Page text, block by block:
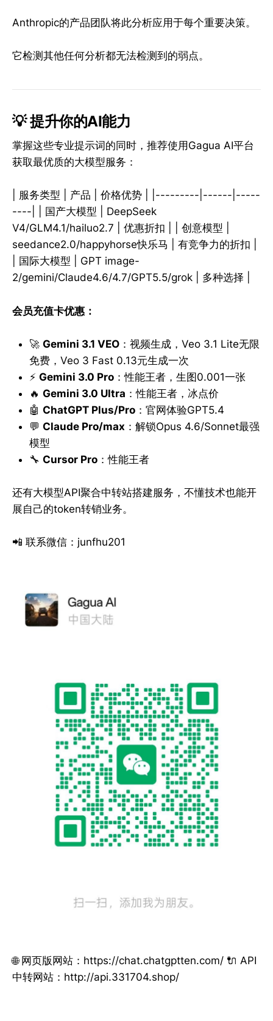
Anthropic的产品团队将此分析应用于每个重要决策。
它检测其他任何分析都无法检测到的弱点。
💡 提升你的AI能力
掌握这些专业提示词的同时，推荐使用Gagua AI平台
获取最优质的大模型服务：
| 服务类型 | 产品 | 价格优势 | |---------|------|-----
----| | 国产大模型 | DeepSeek
V4/GLM4.1/hailuo2.7 | 优惠折扣 | | 创意模型 |
seedance2.0/happyhorse快乐马 | 有竞争力的折扣 |
| 国际大模型 | GPT image-
2/gemini/Claude4.6/4.7/GPT5.5/grok | 多种选择 |
会员充值卡优惠：
🚀 Gemini 3.1 VEO ：视频生成，Veo 3.1 Lite无限
免费，Veo 3 Fast 0.13元生成一次
⚡ Gemini 3.0 Pro ：性能王者，生图0.001一张
🔥 Gemini 3.0 Ultra ：性能王者，冰点价
🤖 ChatGPT Plus/Pro ：官网体验GPT5.4
💬 Claude Pro/max ：解锁Opus 4.6/Sonnet最强
模型
🔧 Cursor Pro ：性能王者
还有大模型API聚合中转站搭建服务，不懂技术也能开
展自己的token转销业务。
📲 联系微信：junfhu201
🌐 网页版网站：https://chat.chatgptten.com/ 🔌 API
中转网站：http://api.331704.shop/